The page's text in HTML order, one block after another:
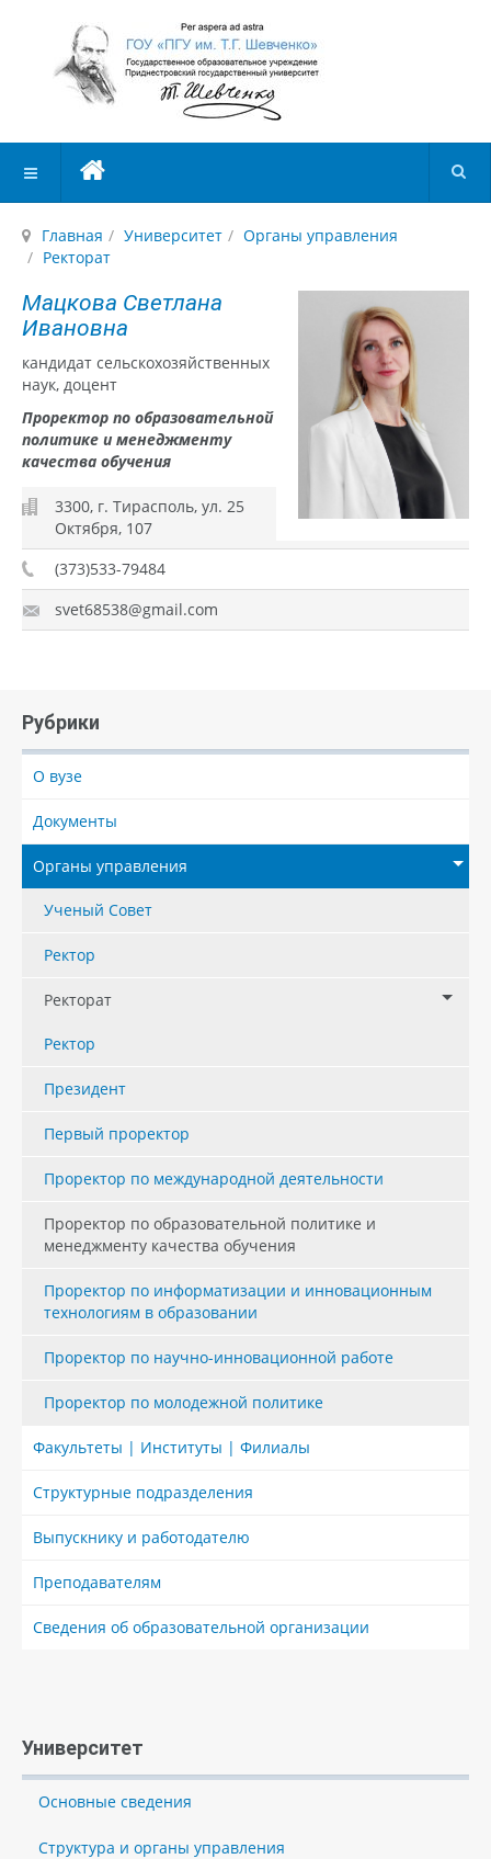
Главная Университет
Органы управления
Ректорат
Мацкова Светлана
Ивановна
кандидат сельскохозяйственных
наук, доцент
Проректор по образовательной
политике и менеджменту
качества обучения
3300, г. Тирасполь, ул. 25
Октября, 107
(373)533-79484
svet68538@gmail.com
Рубрики
О вузе
Документы
Органы управления
Ученый Совет
Ректор
Ректорат
Ректор
Президент
Первый проректор
Проректор по международной деятельности
Проректор по образовательной политике и
менеджменту качества обучения
Проректор по информатизации и инновационным
технологиям в образовании
Проректор по научно-инновационной работе
Проректор по молодежной политике
Факультеты | Институты | Филиалы
Структурные подразделения
Выпускнику и работодателю
Преподавателям
Сведения об образовательной организации
Университет
Основные сведения
Структура и органы управления